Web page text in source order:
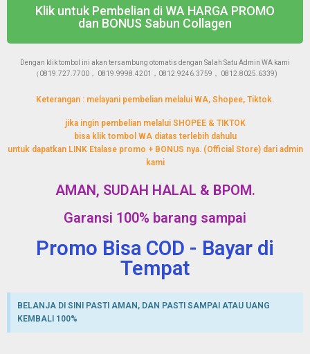
Klik untuk Pembelian di WA HARGA PROMO
dan BONUS Sabun Collagen
Dengan klik tombol ini akan tersambung otomatis dengan Salah Satu Admin WA kami
（0819.727.7700， 0819.9998.4201，0812.9246.3759， 0812.8025.6339)
Keterangan : melayani pembelian melalui WA, Shopee, Tiktok.
jika ingin pembelian melalui SHOPEE & TIKTOK
bisa klik tombol WA diatas terlebih dahulu
untuk dapatkan LINK Etalase promo + BONUS nya. (Official Store) dari admin
kami
AMAN, SUDAH HALAL & BPOM.
Garansi 100% barang sampai
Promo Bisa COD - Bayar di
Tempat
BELANJA DI SINI PASTI AMAN, DAN PASTI SAMPAI ATAU UANG
KEMBALI 100%